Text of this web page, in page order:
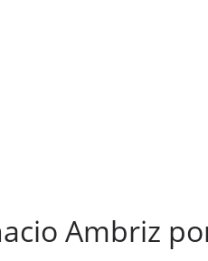
Ambriz